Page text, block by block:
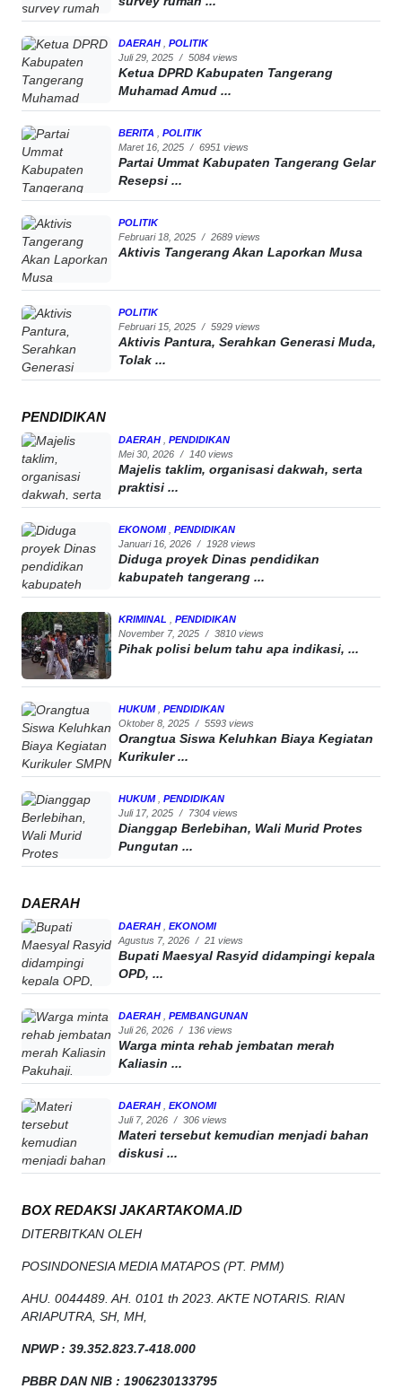
DAERAH
POLITIK
Juli 29, 2025 / 5084 views
Ketua DPRD Kabupaten Tangerang
Muhamad Amud ...
BERITA
POLITIK
Maret 16, 2025 / 6951 views
Partai Ummat Kabupaten Tangerang Gelar
Resepsi ...
POLITIK
Februari 18, 2025 / 2689 views
Aktivis Tangerang Akan Laporkan Musa
POLITIK
Februari 15, 2025 / 5929 views
Aktivis Pantura, Serahkan Generasi Muda,
Tolak ...
PENDIDIKAN
DAERAH
PENDIDIKAN
Mei 30, 2026 / 140 views
Majelis taklim, organisasi dakwah, serta
praktisi ...
EKONOMI
PENDIDIKAN
Januari 16, 2026 / 1928 views
Diduga proyek Dinas pendidikan
kabupateh tangerang ...
KRIMINAL
PENDIDIKAN
November 7, 2025 / 3810 views
Pihak polisi belum tahu apa indikasi, ...
HUKUM
PENDIDIKAN
Oktober 8, 2025 / 5593 views
Orangtua Siswa Keluhkan Biaya Kegiatan
Kurikuler ...
HUKUM
PENDIDIKAN
Juli 17, 2025 / 7304 views
Dianggap Berlebihan, Wali Murid Protes
Pungutan ...
DAERAH
DAERAH
EKONOMI
Agustus 7, 2026 / 21 views
Bupati Maesyal Rasyid didampingi kepala
OPD, ...
DAERAH
PEMBANGUNAN
Juli 26, 2026 / 136 views
Warga minta rehab jembatan merah
Kaliasin ...
DAERAH
EKONOMI
Juli 7, 2026 / 306 views
Materi tersebut kemudian menjadi bahan
diskusi ...
BOX REDAKSI JAKARTAKOMA.ID
DITERBITKAN OLEH
POSINDONESIA MEDIA MATAPOS (PT. PMM)
AHU. 0044489. AH. 0101 th 2023. AKTE NOTARIS. RIAN
ARIAPUTRA, SH, MH,
NPWP: 39.352.823.7-418.000
PBBR DAN NIB : 1906230133795